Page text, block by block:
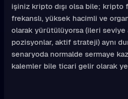
işiniz kripto dışı olsa bile; kripto
frekanslı, yüksek hacimli ve
olarak yürütülüyorsa (ileri seviye
pozisyonlar, aktif strateji) aynı
senaryoda normalde sermaye
kalemler bile ticari gelir olarak